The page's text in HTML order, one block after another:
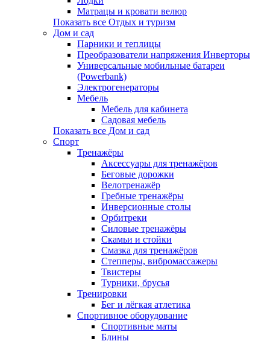
Матрацы и кровати велюр
Показать все Отдых и туризм
Дом и сад
Парники и теплицы
Преобразователи напряжения Инверторы
Универсальные мобильные батареи
(Powerbank)
Электрогенераторы
Мебель
Мебель для кабинета
Садовая мебель
Показать все Дом и сад
Спорт
Тренажёры
Аксессуары для тренажёров
Беговые дорожки
Велотренажёр
Гребные тренажёры
Инверсионные столы
Орбитреки
Силовые тренажёры
Скамьи и стойки
Смазка для тренажёров
Степперы, вибромассажеры
Твистеры
Турники, брусья
Тренировки
Бег и лёгкая атлетика
Спортивное оборудование
Спортивные маты
Блины